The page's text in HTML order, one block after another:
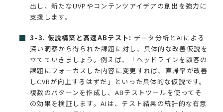
出し、新たなUVPやコンテンツアイデアの創出を強力に
支援します。
3-3. 仮説構築と高速ABテスト: データ分析とAIによる
深い洞察から得られた課題に対し、具体的な改善仮説を
立てていきましょう。例えば、「ヘッドラインを顧客の
課題にフォーカスした内容に変更すれば、直帰率が改善
しCVRが向上するはずだ」といった具体的な仮説です。
複数のパターンを作成し、ABテストツールを使ってそ
の効果を検証します。AIは、テスト結果の統計的な有意